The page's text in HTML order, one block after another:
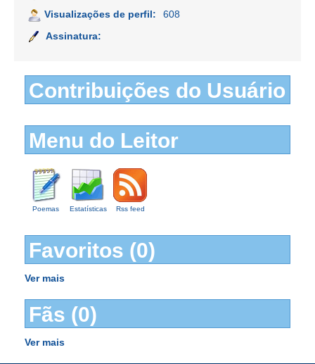
Visualizações de perfil:
608
Assinatura:
Contribuições do Usuário
Menu do Leitor
Poemas Estatísticas Rss feed
Favoritos (0)
Ver mais
Fãs (0)
Ver mais